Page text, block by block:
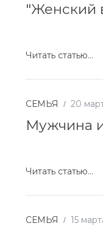
"Женский
Читать статью...
СЕМЬЯ 20
Мужчина
Читать статью...
СЕМЬЯ 15